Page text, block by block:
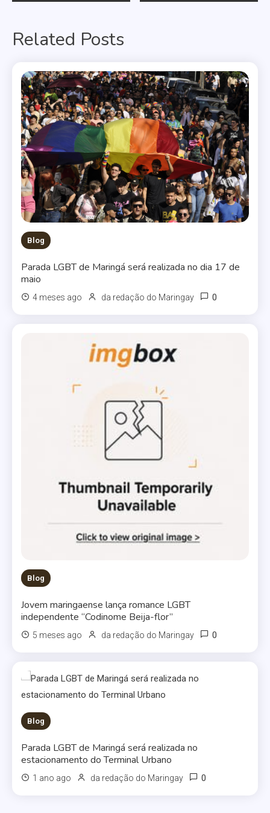
Post
Related Posts
Blog
Parada LGBT de Maringá será realizada no dia 17 de
maio
4 meses ago da redação do Maringay 0
Blog
Jovem maringaense lança romance LGBT
independente “Codinome Beija-flor”
5 meses ago da redação do Maringay 0
Blog
Parada LGBT de Maringá será realizada no
estacionamento do Terminal Urbano
1 ano ago da redação do Maringay 0